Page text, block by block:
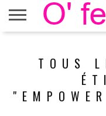
ÉTOILES
MENUS
TOUS